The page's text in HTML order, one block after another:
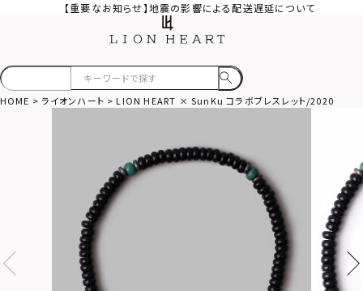
【重要なお知らせ】地震の影響による配送遅延について
HOME ライオンハート LION HEART × SunKu コラボブレスレット/2020年モデ